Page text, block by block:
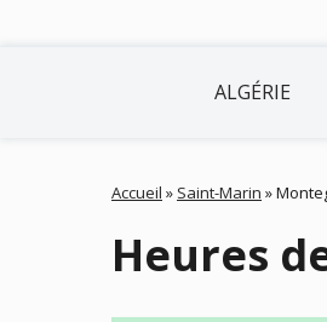
ALGÉRIE
Accueil » Saint-Marin »
Heures